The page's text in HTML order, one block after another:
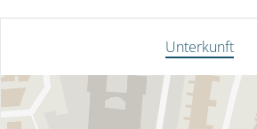
Unterkunft